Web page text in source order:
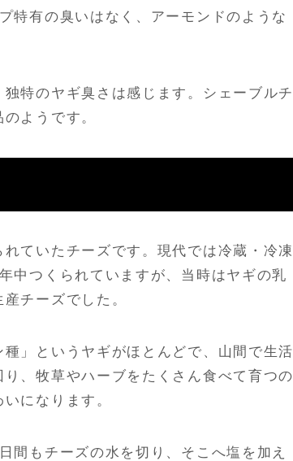
特有の臭いはなく、アーモンドのような
特のヤギ臭さは感じます。シェーブルチ
ようです。
ていたチーズです。現代では冷蔵・冷凍
中つくられていますが、当時はヤギの乳
チーズでした。
」というヤギがほとんどで、山間で生活
、牧草やハーブをたくさん食べて育つの
になります。
間もチーズの水を切り、そこへ塩を加え